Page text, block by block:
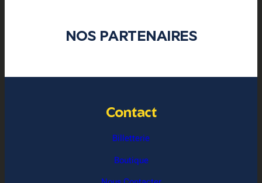
NOS PARTENAIRES
Contact
Billetterie
Boutique